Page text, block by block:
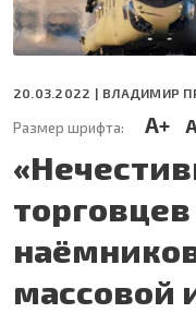
20.03.2022 | ВЛАДИМИР
Размер шрифта: A+
массовой